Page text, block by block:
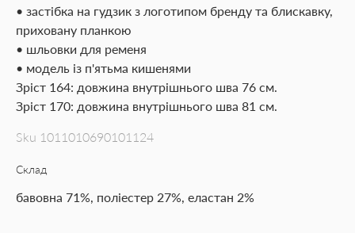
• застібка на гудзик з логотипом бренду та блискавку,
приховану планкою
• шльовки для ременя
• модель із п'ятьма кишенями
Зріст 164: довжина внутрішнього шва 76 см.
Зріст 170: довжина внутрішнього шва 81 см.
Sku 1011010690101124
Склад
бавовна 71%, поліестер 27%, еластан 2%